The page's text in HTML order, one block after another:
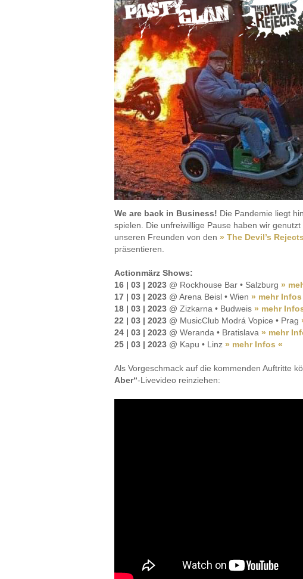
We are back in Business! Die Pandemie liegt
spielen. Die unfreiwillige Pause haben wir
unseren Freunden von den » The Devil’s
präsentieren.
Actionmärz Shows:
16 | 03 | 2023 @ Rockhouse Bar • Salzburg »
17 | 03 | 2023 @ Arena Beisl • Wien » mehr Infos
18 | 03 | 2023 @ Zizkarna • Budweis » mehr
22 | 03 | 2023 @ MusicClub Modrá Vopice • Prag
24 | 03 | 2023 @ Weranda • Bratislava » mehr
25 | 03 | 2023 @ Kapu • Linz » mehr Infos «
Als Vorgeschmack auf die kommenden Auftritte
Aber“-Livevideo reinziehen: